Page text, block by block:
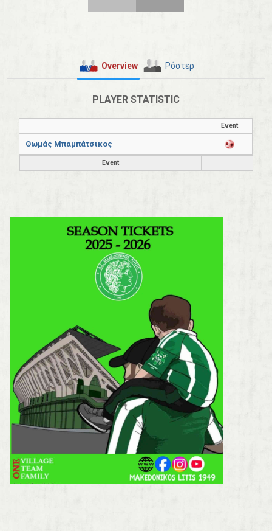
Overview Ρόστερ
PLAYER STATISTIC
Event
Θωμάς Μπαμπάτσικος
Event